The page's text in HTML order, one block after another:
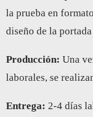
la prueba en
diseño de la
Producción: Una
laborales, se
Entrega: 2-4 días